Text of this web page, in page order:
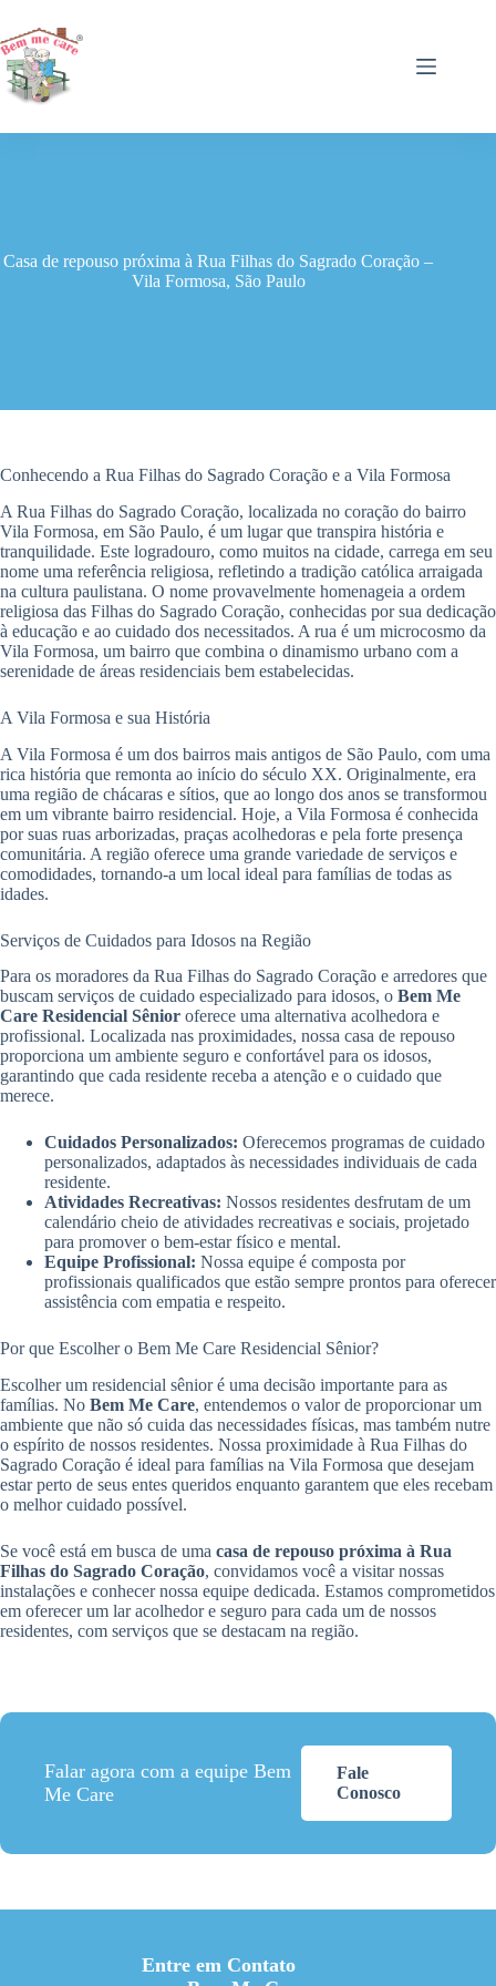
para
o
conteúdo
Casa de repouso próxima à Rua Filhas do Sagrado Coração –
Vila Formosa, São Paulo
Conhecendo a Rua Filhas do Sagrado Coração e a Vila Formosa
A Rua Filhas do Sagrado Coração, localizada no coração do bairro
Vila Formosa, em São Paulo, é um lugar que transpira história e
tranquilidade. Este logradouro, como muitos na cidade, carrega em seu
nome uma referência religiosa, refletindo a tradição católica arraigada
na cultura paulistana. O nome provavelmente homenageia a ordem
religiosa das Filhas do Sagrado Coração, conhecidas por sua dedicação
à educação e ao cuidado dos necessitados. A rua é um microcosmo da
Vila Formosa, um bairro que combina o dinamismo urbano com a
serenidade de áreas residenciais bem estabelecidas.
A Vila Formosa e sua História
A Vila Formosa é um dos bairros mais antigos de São Paulo, com uma
rica história que remonta ao início do século XX. Originalmente, era
uma região de chácaras e sítios, que ao longo dos anos se transformou
em um vibrante bairro residencial. Hoje, a Vila Formosa é conhecida
por suas ruas arborizadas, praças acolhedoras e pela forte presença
comunitária. A região oferece uma grande variedade de serviços e
comodidades, tornando-a um local ideal para famílias de todas as
idades.
Serviços de Cuidados para Idosos na Região
Para os moradores da Rua Filhas do Sagrado Coração e arredores que
buscam serviços de cuidado especializado para idosos, o Bem Me
Care Residencial Sênior oferece uma alternativa acolhedora e
profissional. Localizada nas proximidades, nossa casa de repouso
proporciona um ambiente seguro e confortável para os idosos,
garantindo que cada residente receba a atenção e o cuidado que
merece.
Cuidados Personalizados: Oferecemos programas de cuidado
personalizados, adaptados às necessidades individuais de cada
residente.
Atividades Recreativas: Nossos residentes desfrutam de um
calendário cheio de atividades recreativas e sociais, projetado
para promover o bem-estar físico e mental.
Equipe Profissional: Nossa equipe é composta por
profissionais qualificados que estão sempre prontos para oferecer
assistência com empatia e respeito.
Por que Escolher o Bem Me Care Residencial Sênior?
Escolher um residencial sênior é uma decisão importante para as
famílias. No Bem Me Care, entendemos o valor de proporcionar um
ambiente que não só cuida das necessidades físicas, mas também nutre
o espírito de nossos residentes. Nossa proximidade à Rua Filhas do
Sagrado Coração é ideal para famílias na Vila Formosa que desejam
estar perto de seus entes queridos enquanto garantem que eles recebam
o melhor cuidado possível.
Se você está em busca de uma casa de repouso próxima à Rua
Filhas do Sagrado Coração, convidamos você a visitar nossas
instalações e conhecer nossa equipe dedicada. Estamos comprometidos
em oferecer um lar acolhedor e seguro para cada um de nossos
residentes, com serviços que se destacam na região.
Falar agora com a equipe Bem
Me Care
Fale
Conosco
Entre em Contato